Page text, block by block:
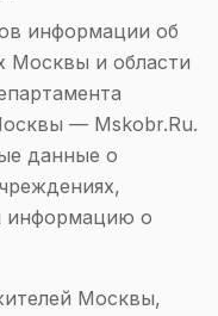
информации об
Москвы и области
— Mskobr.Ru.
данные о
информацию о
Москвы,